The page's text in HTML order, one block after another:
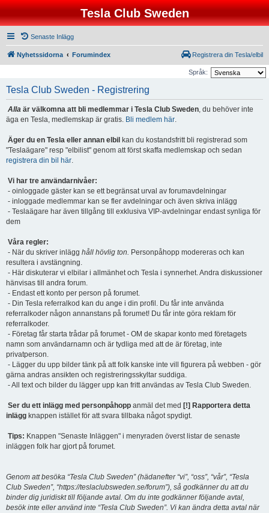
Tesla Club Sweden
Senaste Inlägg
Nyhetssidorna Forumindex Registrera din Tesla/elbil
Språk:
Tesla Club Sweden - Registrering
Alla är välkomna att bli medlemmar i Tesla Club Sweden, du behöver inte
äga en Tesla, medlemskap är gratis. Bli medlem här.
Äger du en Tesla eller annan elbil kan du kostandsfritt bli registrerad som
"Teslaägare" resp "elbilist" genom att först skaffa medlemskap och sedan
registrera din bil här.
Vi har tre användarnivåer:
- oinloggade gäster kan se ett begränsat urval av forumavdelningar
- inloggade medlemmar kan se fler avdelningar och även skriva inlägg
- Teslaägare har även tillgång till exklusiva VIP-avdelningar endast synliga för
dem
Våra regler:
- När du skriver inlägg håll hövlig ton. Personpåhopp modereras och kan
resultera i avstängning.
- Här diskuterar vi elbilar i allmänhet och Tesla i synnerhet. Andra diskussioner
hänvisas till andra forum.
- Endast ett konto per person på forumet.
- Din Tesla referralkod kan du ange i din profil. Du får inte använda
referralkoder någon annanstans på forumet! Du får inte göra reklam för
referralkoder.
- Företag får starta trådar på forumet - OM de skapar konto med företagets
namn som användarnamn och är tydliga med att de är företag, inte
privatperson.
- Lägger du upp bilder tänk på att folk kanske inte vill figurera på webben - gör
gärna andras ansikten och registreringsskyltar suddiga.
- All text och bilder du lägger upp kan fritt användas av Tesla Club Sweden.
Ser du ett inlägg med personpåhopp anmäl det med [!] Rapportera detta
inlägg knappen istället för att svara tillbaka något spydigt.
Tips: Knappen "Senaste Inläggen" i menyraden överst listar de senaste
inläggen folk har gjort på forumet.
Genom att besöka “Tesla Club Sweden” (hädanefter “vi”, “oss”, “vår”, “Tesla
Club Sweden”, “https://teslaclubsweden.se/forum”), så godkänner du att du
binder dig juridiskt till följande avtal. Om du inte godkänner följande avtal,
besök inte eller använd inte “Tesla Club Sweden”. Vi kan ändra detta avtal när